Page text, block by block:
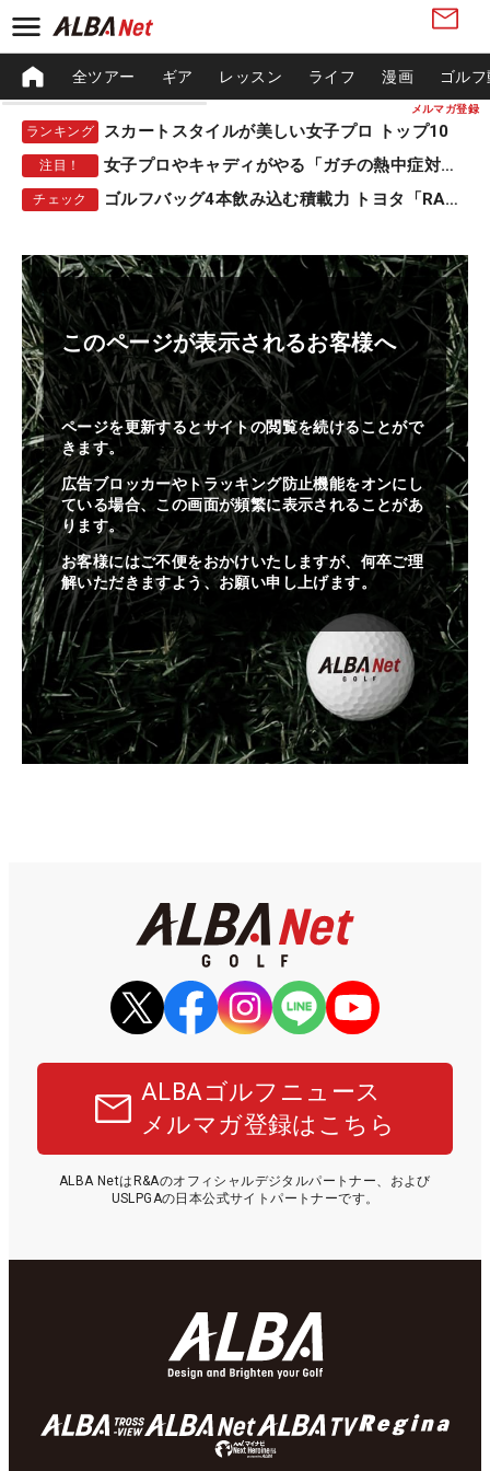
メルマガ登録
全ツアー ギア レッスン ライフ 漫画 ゴル
ランキング スカートスタイルが美しい女子プロ トップ10
注目！ 女子プロやキャディがやる「ガチの熱中症対策」
チェック ゴルフバッグ4本飲み込む積載力 トヨタ「RAV4」
このページが表示されるお客様へ
ページを更新するとサイトの閲覧を続けることがで
きます。
広告ブロッカーやトラッキング防止機能をオンにし
ている場合、この画面が頻繁に表示されることがあ
ります。
お客様にはご不便をおかけいたしますが、何卒ご理
解いただきますよう、お願い申し上げます。
ALBAゴルフニュース
メルマガ登録はこちら
ALBA NetはR&Aのオフィシャルデジタルパートナー、および
USLPGAの日本公式サイトパートナーです。